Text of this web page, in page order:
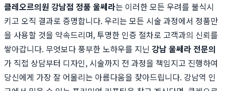
클레오르의원 강남점 정품 울쎄라는 이러한 모든 우려를 불식시
키고 오직 결과로 증명합니다. 우리는 모든 시술 과정에서 정품만
을 사용할 것을 약속드리며, 투명한 인증 절차로 고객과의 신뢰를
쌓아갑니다. 무엇보다 풍부한 노하우를 지닌 강남 울쎄라 전문의
가 직접 상담부터 디자인, 시술까지 전 과정을 책임지고 진행하여
당신에게 가장 잘 어울리는 아름다움을 찾아드립니다. 강남역 인